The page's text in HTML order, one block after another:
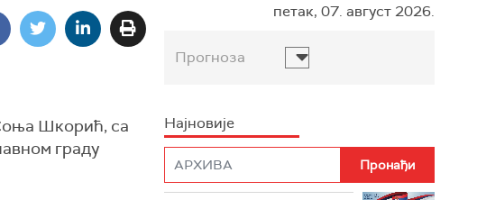
Шкорић, са
граду
петак, 07. август 2026.
Прогноза
Најновије